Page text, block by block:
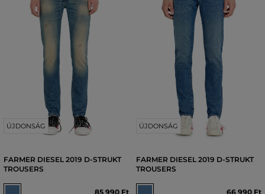
ÚJDONSÁG
FARMER DIESEL 2019 D-STRUKT
TROUSERS
85 990 Ft
ÚJDONSÁG
FARMER DIESEL 2019 D-STRUKT
TROUSERS
66 990 Ft